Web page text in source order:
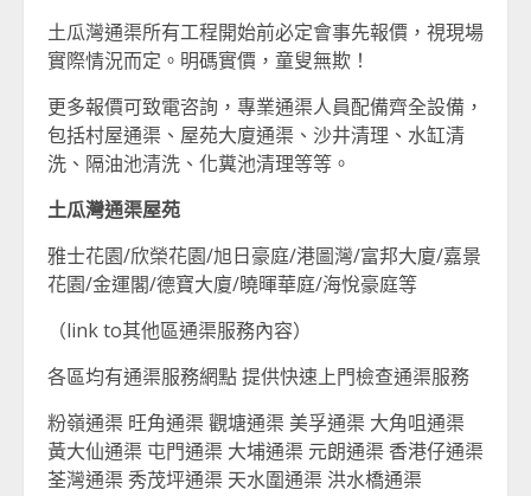
土瓜灣通渠所有工程開始前必定會事先報價，視現場
實際情況而定。明碼實價，童叟無欺！
更多報價可致電咨詢，專業通渠人員配備齊全設備，
包括村屋通渠、屋苑大廈通渠、沙井清理、水缸清
洗、隔油池清洗、化糞池清理等等。
土瓜灣通渠屋苑
雅士花園/欣榮花園/旭日豪庭/港圖灣/富邦大廈/嘉景
花園/金運閣/德寶大廈/曉暉華庭/海悅豪庭等
（link to其他區通渠服務內容）
各區均有通渠服務網點 提供快速上門檢查通渠服務
粉嶺通渠 旺角通渠 觀塘通渠 美孚通渠 大角咀通渠
黃大仙通渠 屯門通渠 大埔通渠 元朗通渠 香港仔通渠
荃灣通渠 秀茂坪通渠 天水圍通渠 洪水橋通渠